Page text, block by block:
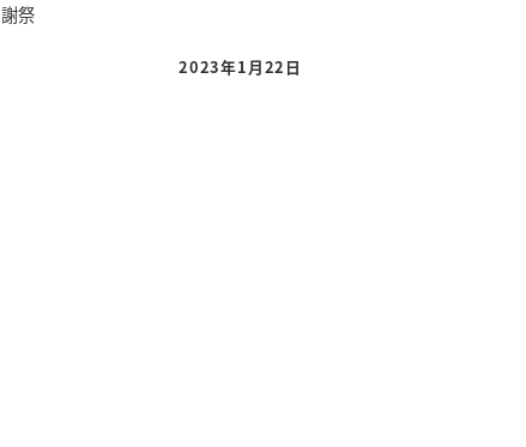
謝祭
2023年1月22日